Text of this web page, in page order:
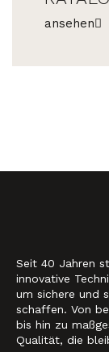
ansehen
Seit 40 Jahren
innovative
um sichere und
schaffen. Von
bis hin zu
Qualität, die